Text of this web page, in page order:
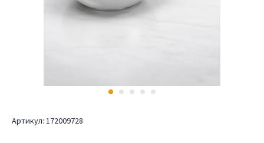
Артикул: 172009728